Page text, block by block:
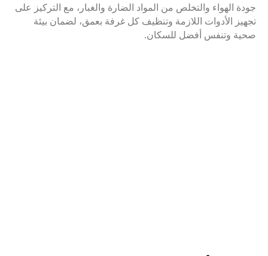
جودة الهواء والتخلص من المواد الضارة والغبار، مع التركيز على
تجهيز الأدوات اللازمة وتنظيف كل غرفة بعمق، لضمان بيئة
صحية وتنفس أفضل للسكان.